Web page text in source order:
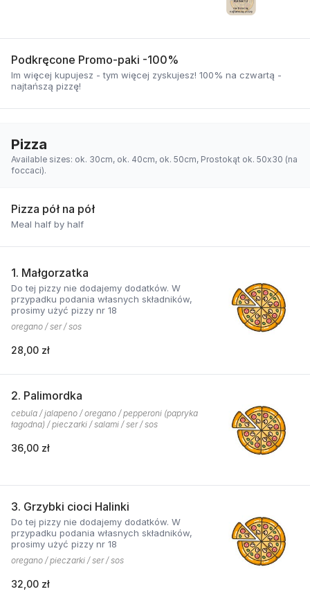
Podkręcone Promo-paki -100%
Im więcej kupujesz - tym więcej zyskujesz! 100% na czwartą -
najtańszą pizzę!
Pizza
Available sizes: ok. 30cm, ok. 40cm, ok. 50cm, Prostokąt ok. 50x30 (na
foccaci).
Pizza pół na pół
Meal half by half
1. Małgorzatka
Do tej pizzy nie dodajemy dodatków. W
przypadku podania własnych składników,
prosimy użyć pizzy nr 18
oregano / ser / sos
28,00 zł
2. Palimordka
cebula / jalapeno / oregano / pepperoni (papryka
łagodna) / pieczarki / salami / ser / sos
36,00 zł
3. Grzybki cioci Halinki
Do tej pizzy nie dodajemy dodatków. W
przypadku podania własnych składników,
prosimy użyć pizzy nr 18
oregano / pieczarki / ser / sos
32,00 zł